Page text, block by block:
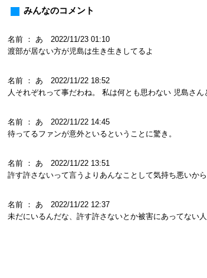
みんなのコメント
名前 ： あ 2022/11/23 01:10
渡部が居ない方が児島は生き生きしてるよ
名前 ： あ 2022/11/22 18:52
人それぞれって事だわね。 私は何とも思わない 児島さ
名前 ： あ 2022/11/22 14:45
待ってるファンが意外といるということに驚き。
名前 ： あ 2022/11/22 13:51
許す許さないって言うよりあんなことして気持ち悪いか
名前 ： あ 2022/11/22 12:37
未だにいるんだな、許す許さないとか被害にあってない